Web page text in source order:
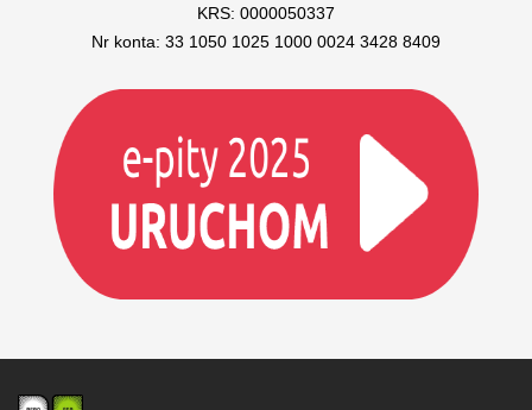
KRS: 0000050337
Nr konta: 33 1050 1025 1000 0024 3428 8409